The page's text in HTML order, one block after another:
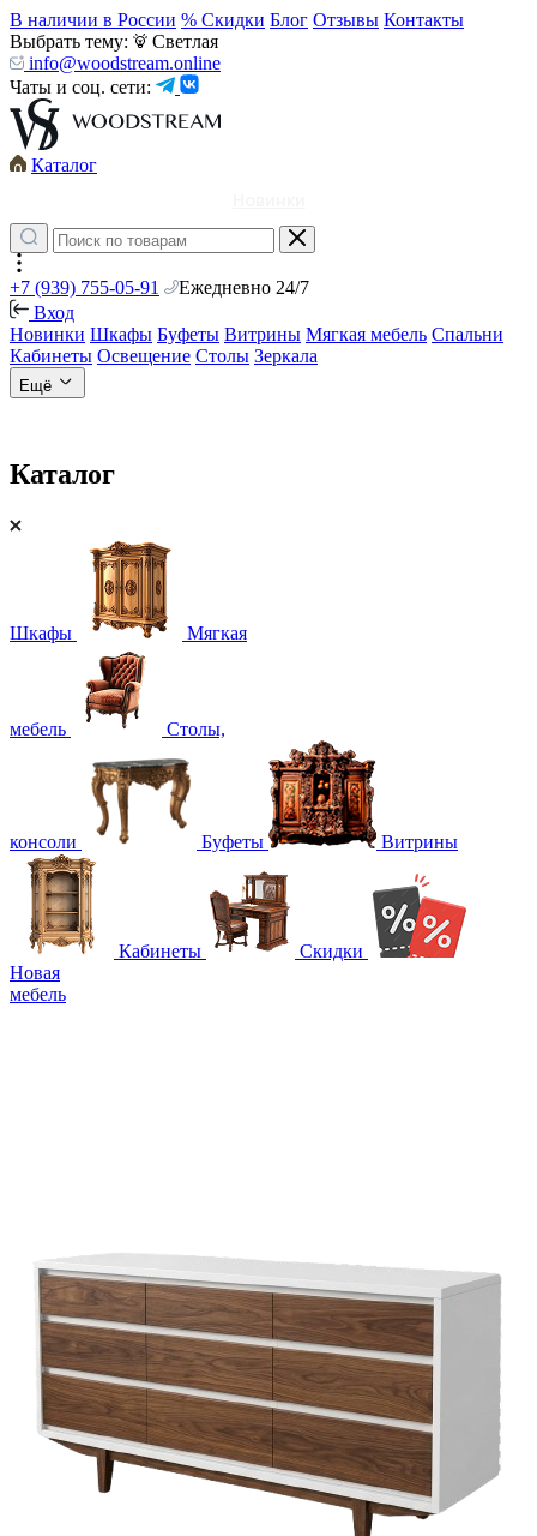
В наличии в России % Скидки Блог Отзывы Контакты
Выбрать тему:
Светлая
info@woodstream.online
Чаты и соц. сети:
Каталог
+7 (939) 755-05-91
Ежедневно 24/7
Вход
Новинки Шкафы Буфеты Витрины Мягкая мебель Спальни
Кабинеты Освещение Столы Зеркала
Ещё
Каталог
Шкафы Мягкая
мебель Столы,
консоли Буфеты Витрины
Кабинеты
Скидки
Новая
мебель